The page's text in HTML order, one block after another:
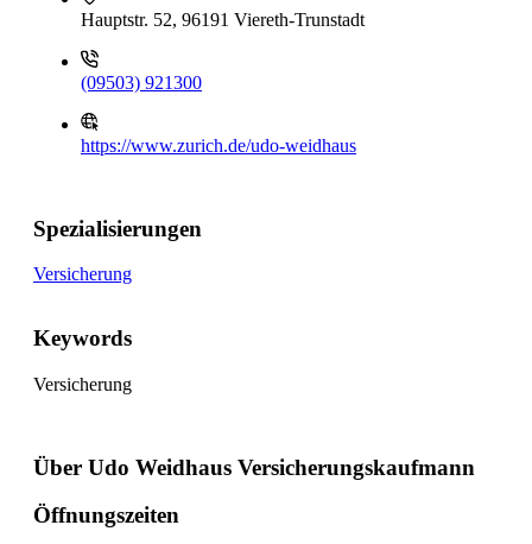
Hauptstr. 52, 96191 Viereth-Trunstadt
(09503) 921300
https://www.zurich.de/udo-weidhaus
Spezialisierungen
Versicherung
Keywords
Versicherung
Über Udo Weidhaus Versicherungskaufmann
Öffnungszeiten